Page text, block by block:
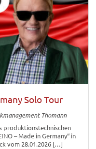
Solo Tour
Thomann
produktionstechnischen
– Made in Germany“ in
vom 28.01.2026 […]